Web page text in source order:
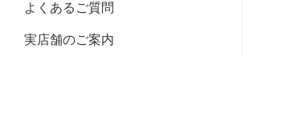
よくあるご質問
実店舗のご案内